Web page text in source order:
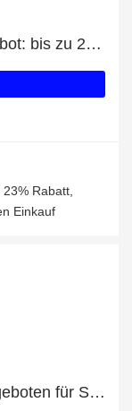
L-Tryptophan 500mg Sonderangebot: bis zu 23% Rabatt
Rabatt,
Einkauf
Profitieren Sie von exklusiven Angeboten für Sport und Fitness Handschuh weiße Innenhand + 43% Rabatt auf Newsletter-Abonnements